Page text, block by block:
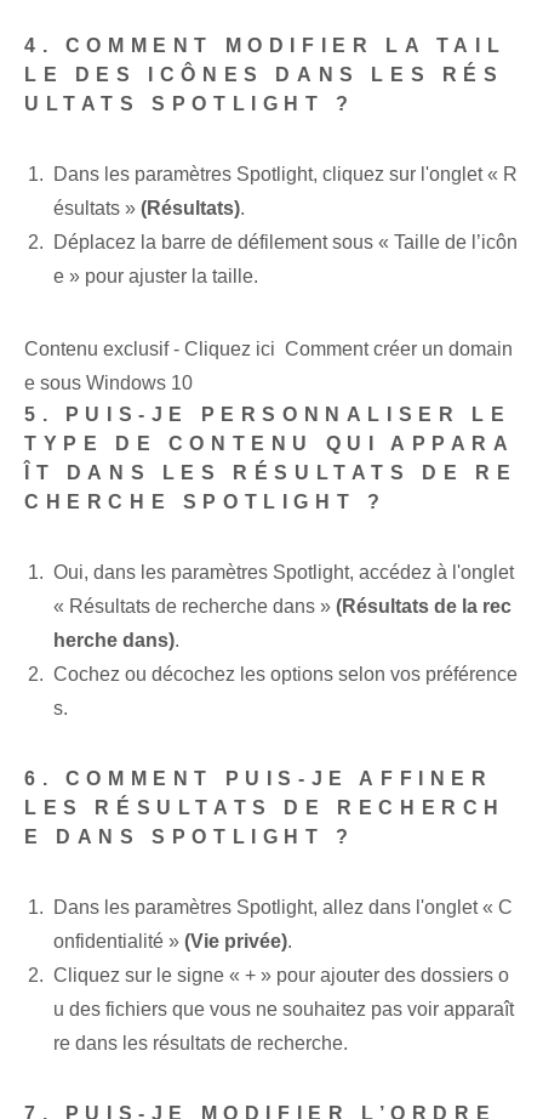
4. COMMENT MODIFIER LA TAIL
LE DES ICÔNES DANS LES RÉS
ULTATS SPOTLIGHT ?
Dans les paramètres Spotlight, cliquez sur l'onglet « R
ésultats » (Résultats).
Déplacez la barre de défilement sous « Taille de l’icôn
e » pour ajuster la taille.
Contenu exclusif - Cliquez ici Comment créer un domain
e sous Windows 10
5. PUIS-JE PERSONNALISER LE
TYPE DE CONTENU QUI APPARA
ÎT DANS LES RÉSULTATS DE RE
CHERCHE SPOTLIGHT ?
Oui, dans les paramètres Spotlight, accédez à l'onglet
« Résultats de recherche dans » (Résultats de la rec
herche dans).
Cochez ou décochez les options selon vos préférence
s.
6. COMMENT PUIS-JE AFFINER
LES RÉSULTATS DE RECHERCH
E DANS SPOTLIGHT ?
Dans les paramètres Spotlight, allez dans l'onglet « C
onfidentialité » (Vie privée).
Cliquez sur le signe « + » pour ajouter des dossiers o
u des fichiers que vous ne souhaitez pas voir apparaît
re dans les résultats de recherche.
7. PUIS-JE MODIFIER L’ORDRE